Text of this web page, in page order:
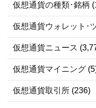
仮想通貨の種類･銘柄
仮想通貨ウォレット･
仮想通貨ニュース
仮想通貨マイニング
仮想通貨取引所 (236)